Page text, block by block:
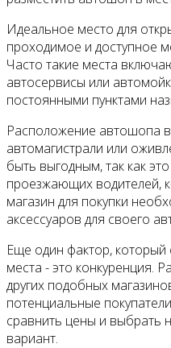
Идеальное место для
проходимое и доступное
Часто такие места
автосервисы или
постоянными пунктами
Расположение автошопа
автомагистрали или
быть выгодным, так как
проезжающих водителей,
магазин для покупки
аксессуаров для своего
Еще один фактор, который
места - это конкуренция.
других подобных
потенциальные
сравнить цены и выбрать
вариант.